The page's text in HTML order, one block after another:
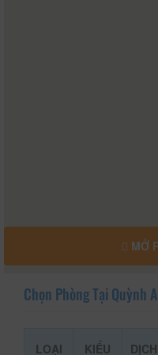
MỞ
Chọn Phòng Tại Quỳnh
LOẠI
KIỂU
DỊCH